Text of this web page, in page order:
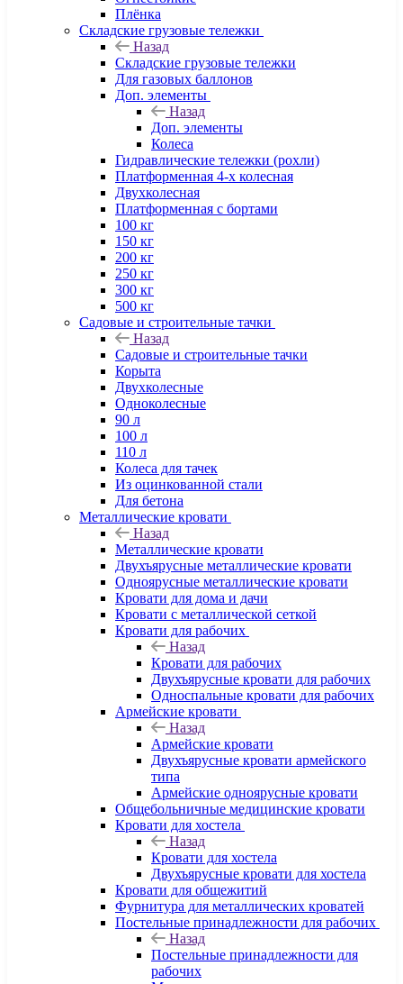
Плёнка
Складские грузовые тележки
Назад
Складские грузовые тележки
Для газовых баллонов
Доп. элементы
Назад
Доп. элементы
Колеса
Гидравлические тележки (рохли)
Платформенная 4-х колесная
Двухколесная
Платформенная с бортами
100 кг
150 кг
200 кг
250 кг
300 кг
500 кг
Садовые и строительные тачки
Назад
Садовые и строительные тачки
Корыта
Двухколесные
Одноколесные
90 л
100 л
110 л
Колеса для тачек
Из оцинкованной стали
Для бетона
Металлические кровати
Назад
Металлические кровати
Двухъярусные металлические кровати
Одноярусные металлические кровати
Кровати для дома и дачи
Кровати с металлической сеткой
Кровати для рабочих
Назад
Кровати для рабочих
Двухъярусные кровати для рабочих
Односпальные кровати для рабочих
Армейские кровати
Назад
Армейские кровати
Двухъярусные кровати армейского
типа
Армейские одноярусные кровати
Общебольничные медицинские кровати
Кровати для хостела
Назад
Кровати для хостела
Двухъярусные кровати для хостела
Кровати для общежитий
Фурнитура для металлических кроватей
Постельные принадлежности для рабочих
Назад
Постельные принадлежности для
рабочих